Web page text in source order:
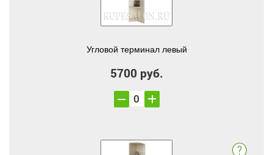
Угловой терминал левый
5700 руб.